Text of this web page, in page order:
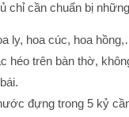
chỉ cần chuẩn bị
ly, hoa cúc, hoa
héo trên bàn thờ,
đựng trong 5 kỷ